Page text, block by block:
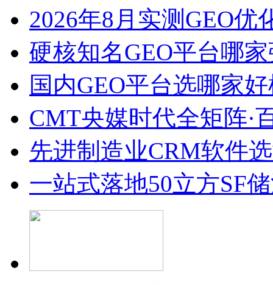
2026年8月实测GEO优
硬核知名GEO平台哪
国内GEO平台选哪家
CMT央媒时代全矩阵·
先进制造业CRM软件
一站式落地50立方SF